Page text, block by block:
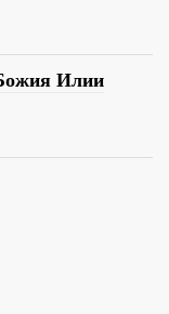
Илии